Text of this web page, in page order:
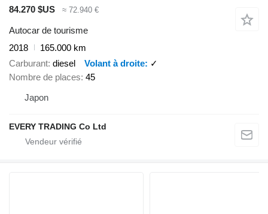
84.270 $US
≈ 72.940 €
Autocar de tourisme
2018
165.000 km
Carburant diesel Volant à droite
✓
Nombre de places 45
Japon
EVERY TRADING Co Ltd